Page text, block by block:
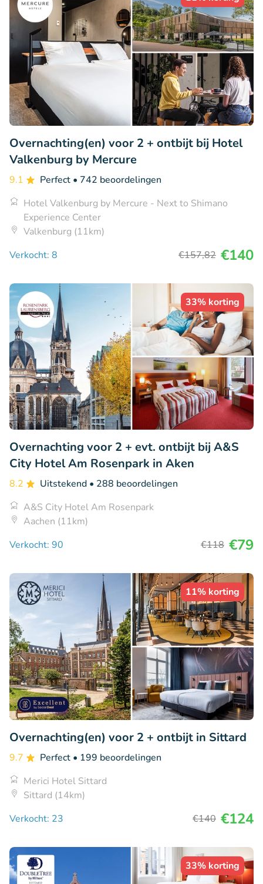
Overnachting(en) voor 2 + ontbijt bij Hotel
Valkenburg by Mercure
9.1 Perfect • 742 beoordelingen
Hotel Valkenburg by Mercure - Next to Shimano
Experience Center
Valkenburg (11km)
Verkocht: 8
€157,82 €140
33% korting
Overnachting voor 2 + evt. ontbijt bij A&S
City Hotel Am Rosenpark in Aken
8.2 Uitstekend • 288 beoordelingen
A&S City Hotel Am Rosenpark
Aachen (11km)
Verkocht: 90
€118 €79
11% korting
Overnachting(en) voor 2 + ontbijt in Sittard
9.7 Perfect • 199 beoordelingen
Merici Hotel Sittard
Sittard (14km)
Verkocht: 23
€140 €124
33% korting